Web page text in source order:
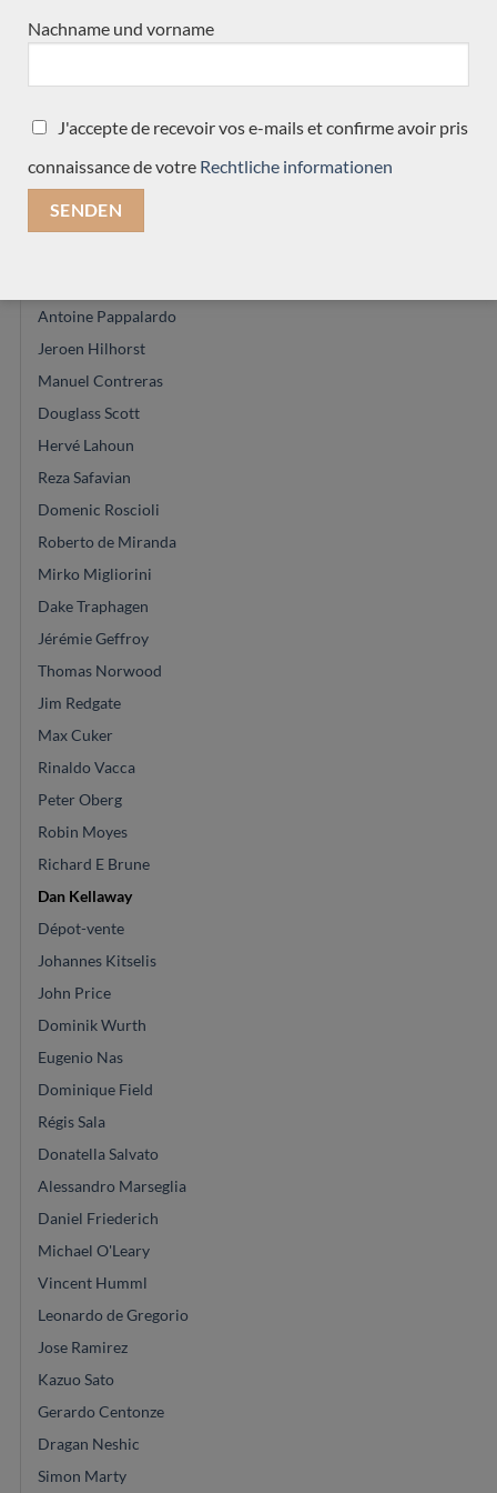
Dimitris Piperidis
Pierre Marcard
Cleyton Fernandes
Youri Soroka
Christian Koehn
Antoine Pappalardo
Jeroen Hilhorst
Manuel Contreras
Douglass Scott
Hervé Lahoun
Reza Safavian
Domenic Roscioli
Roberto de Miranda
Mirko Migliorini
Dake Traphagen
Jérémie Geffroy
Thomas Norwood
Jim Redgate
Max Cuker
Rinaldo Vacca
Peter Oberg
Robin Moyes
Richard E Brune
Dan Kellaway
Dépot-vente
Johannes Kitselis
John Price
Dominik Wurth
Eugenio Nas
Dominique Field
Régis Sala
Donatella Salvato
Alessandro Marseglia
Daniel Friederich
Michael O'Leary
Vincent Humml
Leonardo de Gregorio
Jose Ramirez
Kazuo Sato
Gerardo Centonze
Dragan Neshic
Simon Marty
Nachname und vorname
J'accepte de recevoir vos e-mails et confirme avoir pris
connaissance de votre Rechtliche informationen